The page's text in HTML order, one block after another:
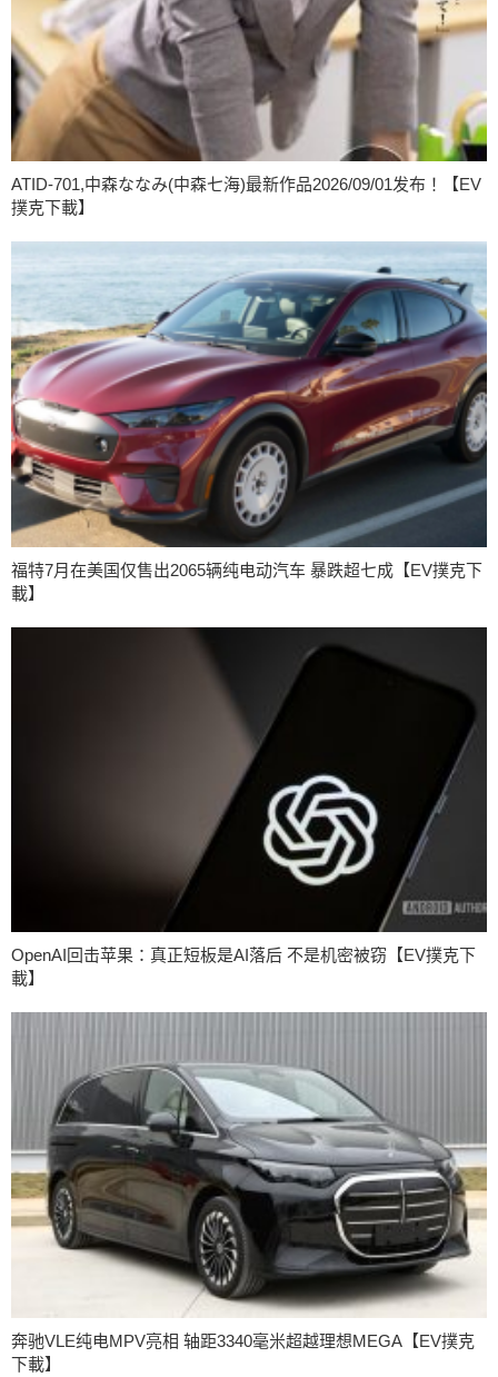
ATID-701,中森ななみ(中森七海)最新作品2026/09/01发布！【EV
撲克下載】
福特7月在美国仅售出2065辆纯电动汽车 暴跌超七成【EV撲克下
載】
OpenAI回击苹果：真正短板是AI落后 不是机密被窃【EV撲克下
載】
奔驰VLE纯电MPV亮相 轴距3340毫米超越理想MEGA【EV撲克
下載】